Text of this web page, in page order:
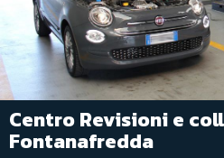
Centro Revisioni e
Fontanafredda